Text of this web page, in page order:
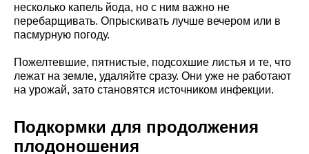
несколько капель йода, но с ним важно не
перебарщивать. Опрыскивать лучше вечером или в
пасмурную погоду.
Пожелтевшие, пятнистые, подсохшие листья и те, что
лежат на земле, удаляйте сразу. Они уже не работают
на урожай, зато становятся источником инфекции.
Подкормки для продолжения
плодоношения